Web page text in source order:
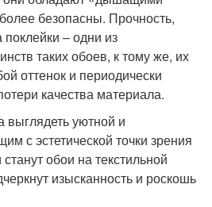
безопасны. Прочность,
поклейки – одни из
таких обоев, к тому же, их
оттенок и периодически
качества материала.
выглядеть уютной и
с эстетической точки зрения
обои на текстильной
изысканность и роскошь